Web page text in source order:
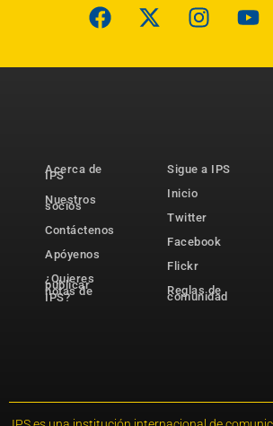
Acerca de
IPS
Nuestros
socios
Contáctenos
Apóyenos
¿Quieres
publicar
notas de
IPS?
Sigue a IPS
Inicio
Twitter
Facebook
Flickr
Reglas de
comunidad